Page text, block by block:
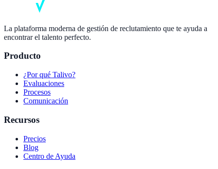
La plataforma moderna de gestión de reclutamiento que te ayuda a
encontrar el talento perfecto.
Producto
¿Por qué Talivo?
Evaluaciones
Procesos
Comunicación
Recursos
Precios
Blog
Centro de Ayuda